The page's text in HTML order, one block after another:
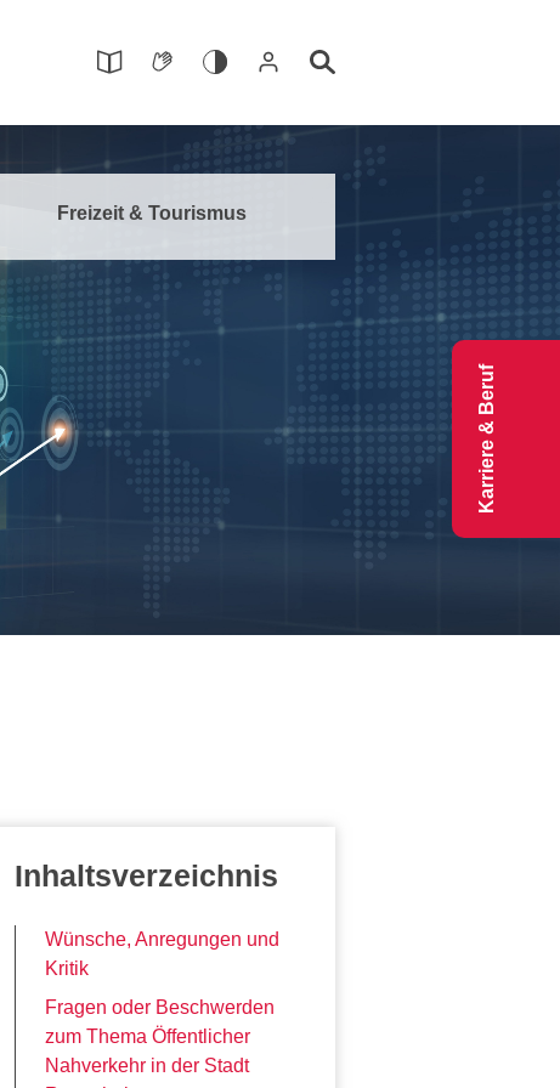
Freizeit & Tourismus
Karriere & Beruf
Inhaltsverzeichnis
Wünsche, Anregungen und
Kritik
Fragen oder Beschwerden
zum Thema Öffentlicher
Nahverkehr in der Stadt